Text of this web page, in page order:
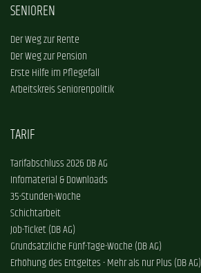
SENIOREN
Der Weg zur Rente
Der Weg zur Pension
Erste Hilfe im Pflegefall
Arbeitskreis Seniorenpolitik
TARIF
Tarifabschluss 2026 DB AG
Infomaterial & Downloads
35-Stunden-Woche
Schichtarbeit
Job-Ticket (DB AG)
Grundsätzliche Fünf-Tage-Woche (DB AG)
Erhöhung des Entgeltes - Mehr als nur Plus (DB AG)